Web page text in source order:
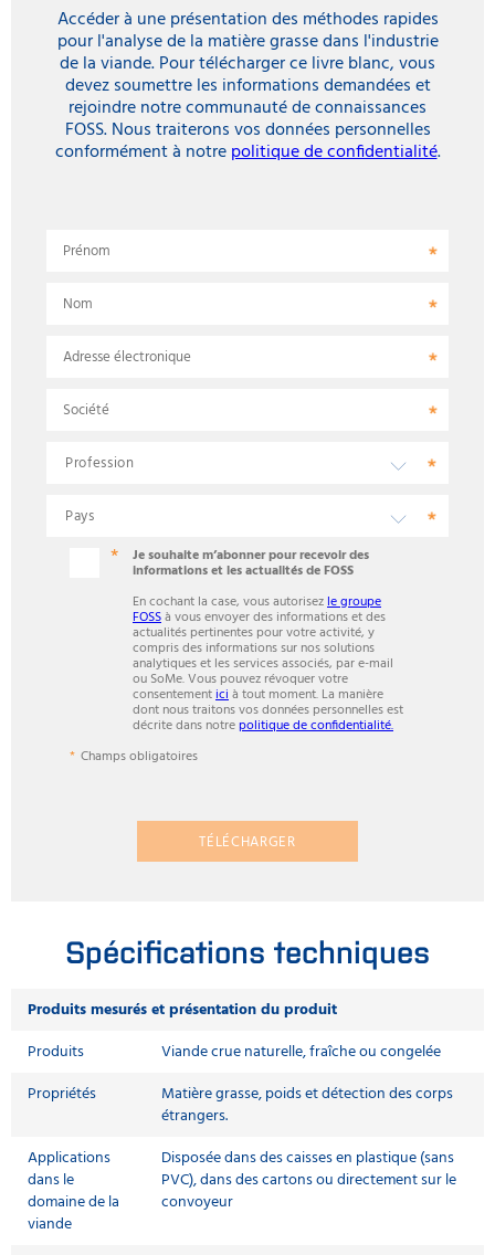
Accéder à une présentation des méthodes rapides
pour l'analyse de la matière grasse dans l'industrie
de la viande. Pour télécharger ce livre blanc, vous
devez soumettre les informations demandées et
rejoindre notre communauté de connaissances
FOSS. Nous traiterons vos données personnelles
conformément à notrepolitique de confidentialité.
Prénom
Nom
Adresse électronique
Société
Je souhaite m’abonner pour recevoir des
informations et les actualités de FOSS
En cochant la case, vous autorisezle groupe
FOSSà vous envoyer des informations et des
actualités pertinentes pour votre activité, y
compris des informations sur nos solutions
analytiques et les services associés, par e-mail
ou SoMe. Vous pouvez révoquer votre
consentementicià tout moment. La manière
dont nous traitons vos données personnelles est
décrite dans notrepolitique de confidentialité.
Champs obligatoires
TÉLÉCHARGER
Spécifications techniques
Produits mesurés et présentation du produit
Produits
Viande crue naturelle, fraîche ou congelée
Propriétés
Matière grasse, poids et détection des corps
étrangers.
Applications
dans le
domaine de la
viande
Disposée dans des caisses en plastique (sans
PVC), dans des cartons ou directement sur le
convoyeur